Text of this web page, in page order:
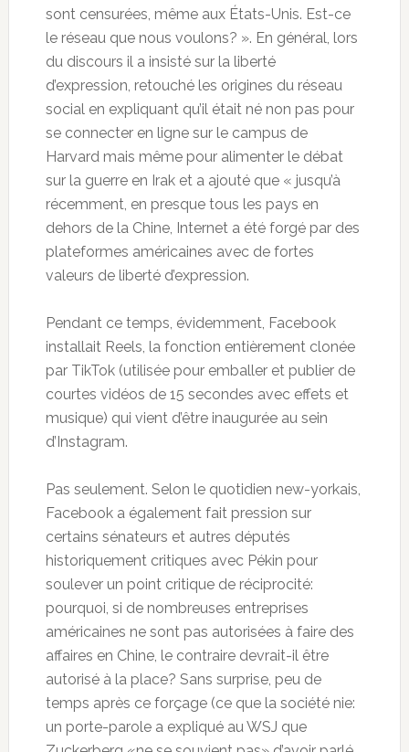
sont censurées, même aux États-Unis. Est-ce
le réseau que nous voulons? ». En général, lors
du discours il a insisté sur la liberté
d’expression, retouché les origines du réseau
social en expliquant qu’il était né non pas pour
se connecter en ligne sur le campus de
Harvard mais même pour alimenter le débat
sur la guerre en Irak et a ajouté que « jusqu’à
récemment, en presque tous les pays en
dehors de la Chine, Internet a été forgé par des
plateformes américaines avec de fortes
valeurs de liberté d’expression.
Pendant ce temps, évidemment, Facebook
installait Reels, la fonction entièrement clonée
par TikTok (utilisée pour emballer et publier de
courtes vidéos de 15 secondes avec effets et
musique) qui vient d’être inaugurée au sein
d’Instagram.
Pas seulement. Selon le quotidien new-yorkais,
Facebook a également fait pression sur
certains sénateurs et autres députés
historiquement critiques avec Pékin pour
soulever un point critique de réciprocité:
pourquoi, si de nombreuses entreprises
américaines ne sont pas autorisées à faire des
affaires en Chine, le contraire devrait-il être
autorisé à la place? Sans surprise, peu de
temps après ce forçage (ce que la société nie:
un porte-parole a expliqué au WSJ que